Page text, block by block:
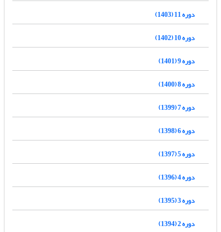
دوره 11 (1403)
دوره 10 (1402)
دوره 9 (1401)
دوره 8 (1400)
دوره 7 (1399)
دوره 6 (1398)
دوره 5 (1397)
دوره 4 (1396)
دوره 3 (1395)
دوره 2 (1394)